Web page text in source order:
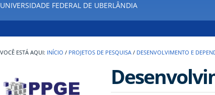
UNIVERSIDADE FEDERAL DE UBERLÂNDIA
INÍCIO / PROJETOS DE PESQUISA / DESENVOLVIMENTO E